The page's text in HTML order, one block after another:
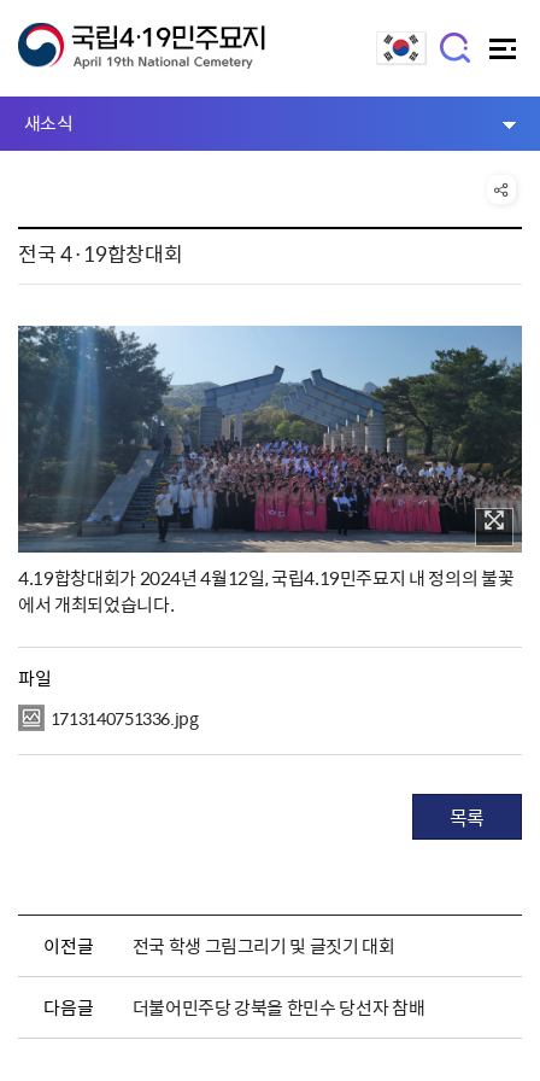
새소식
전국 4·19합창대회
4.19합창대회가 2024년 4월12일, 국립4.19민주묘지 내 정의의 불꽃
에서 개최되었습니다.
파일
1713140751336.jpg
목록
이전글 전국 학생 그림그리기 및 글짓기 대회
다음글 더불어민주당 강북을 한민수 당선자 참배